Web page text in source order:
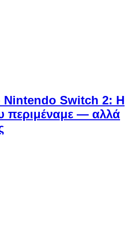
Nintendo Switch 2: Η
περιμέναμε — αλλά